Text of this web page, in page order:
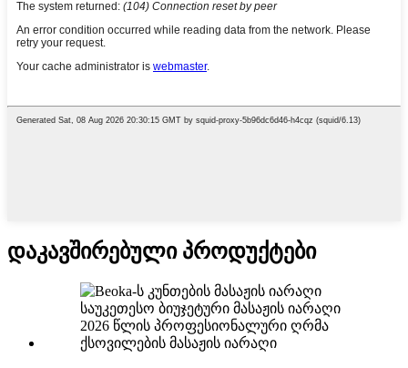
დაკავშირებული პროდუქტები